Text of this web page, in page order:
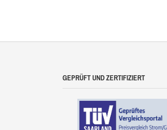
GEPRÜFT UND ZERTIFIZIERT